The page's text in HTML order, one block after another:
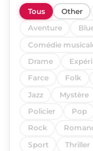
Tous Other
Aventure
Comédie
Drame
Farce
Folk
Jazz
Mystère
Policier
Pop
Rock
Sport
Thriller